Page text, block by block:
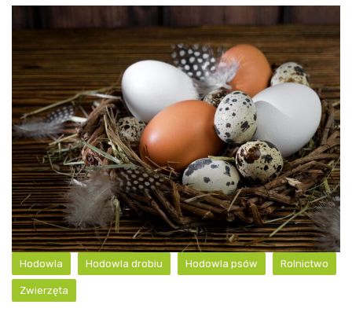
Hodowla Hodowla drobiu Hodowla psów Rolnictwo
Zwierzęta